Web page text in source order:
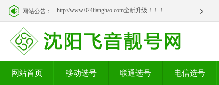
网站公告： http://www.024lianghao.com全新升级！！！
网站首页 移动选号 联通选号 电信选号